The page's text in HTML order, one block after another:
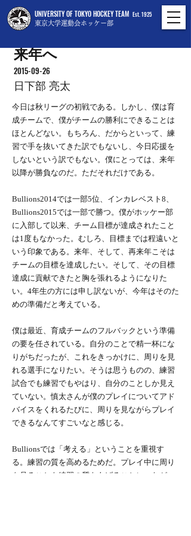
UNIVERSITY OF TOKYO HOCKEY TEAM
東京大学運動会ホッケー部
Est. 1925
来年へ
2015-09-26
日下部 亮太
今日は秋リーグの初戦である。しかし、僕は育
成チームで、僕がチームの勝利にできることは
ほとんどない。もちろん、だからといって、練
習で手を抜いてきた訳でもないし、今日応援を
しないという訳でもない。僕にとっては、来年
以降が勝負なのだ。ただそれだけである。
Bullions2014では一部5位、インカレベスト8、
Bullions2015では一部で勝つ。僕がホッケー部
に入部して以来、チーム目標が達成されたこと
は1度もなかった。むしろ、目標までは程遠いと
いう印象である。来年、そして、再来年こそは
チームの目標を達成したい。そして、その目標
達成に貢献できたと胸を張れるようになりた
い。4年生の方には申し訳ないが、今年はそのた
めの準備だと考えている。
僕は最近、育成チームのフルバックという準備
の要を任されている。自分のことで精一杯にな
りがちだったが、これをきっかけに、周りを見
れる選手になりたい。そうは思うものの、練習
試合でも練習でもやはり、自分のことしか見え
ていない。慎太さんが僕のプレイについてアド
バイスをくれるたびに、周りを見ながらプレイ
できるなんてすごいなと感じる。
Bullionsでは「考える」ということを重視す
る。練習の質を高めるためだ。プレイ中に周り
を見ることも練習の質をあげることにつなが